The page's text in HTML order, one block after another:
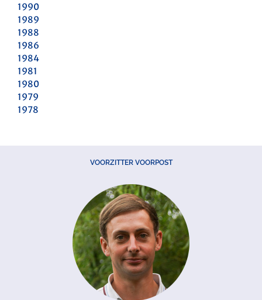
1990
1989
1988
1986
1984
1981
1980
1979
1978
VOORZITTER VOORPOST